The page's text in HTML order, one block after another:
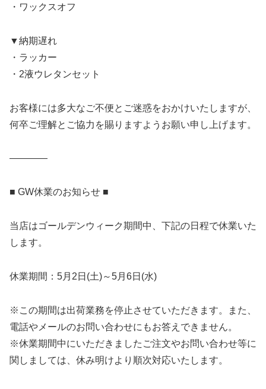
・ワックスオフ
▼納期遅れ
・ラッカー
・2液ウレタンセット
お客様には多大なご不便とご迷惑をおかけいたしますが、
何卒ご理解とご協力を賜りますようお願い申し上げます。
————
■ GW休業のお知らせ ■
当店はゴールデンウィーク期間中、下記の日程で休業いた
します。
休業期間：5月2日(土)～5月6日(水)
※この期間は出荷業務を停止させていただきます。また、
電話やメールのお問い合わせにもお答えできません。
※休業期間中にいただきましたご注文やお問い合わせ等に
関しましては、休み明けより順次対応いたします。